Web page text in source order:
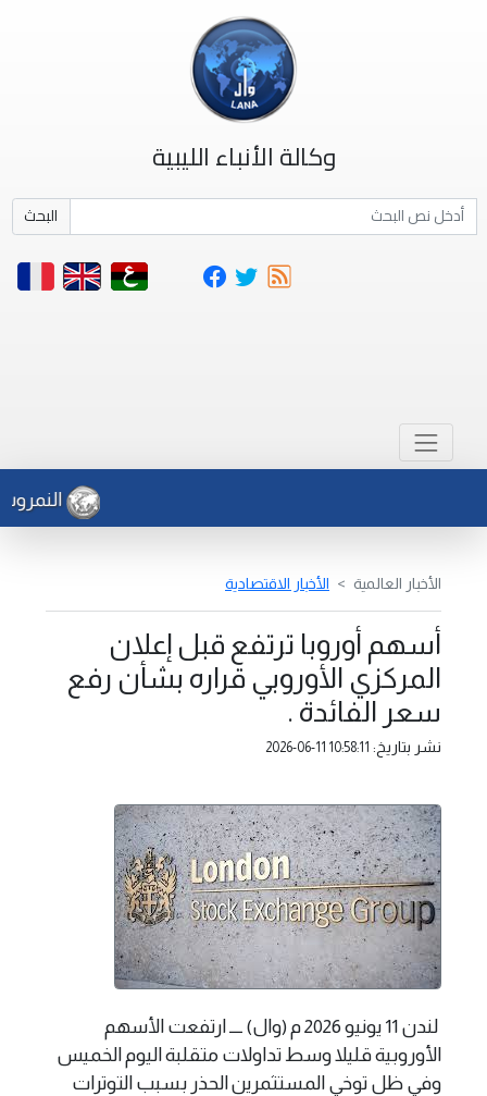
وكالة الأنباء الليبية
البحث
النمروش
الأخبار العالمية الأخبار الاقتصادية
أسهم أوروبا ترتفع قبل إعلان
المركزي الأوروبي قراره بشأن رفع
سعر الفائدة .
نشر بتاريخ: 2026-06-11 10:58:11
لندن 11 يونيو 2026 م (وال) ــــ ارتفعت الأسهم
الأوروبية قليلا وسط تداولات متقلبة اليوم الخميس
وفي ظل توخي المستثمرين الحذر بسبب التوترات